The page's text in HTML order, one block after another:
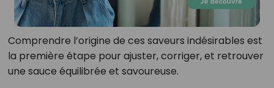
Comprendre l’origine de ces saveurs indésirables est
la première étape pour ajuster, corriger, et retrouver
une sauce équilibrée et savoureuse.